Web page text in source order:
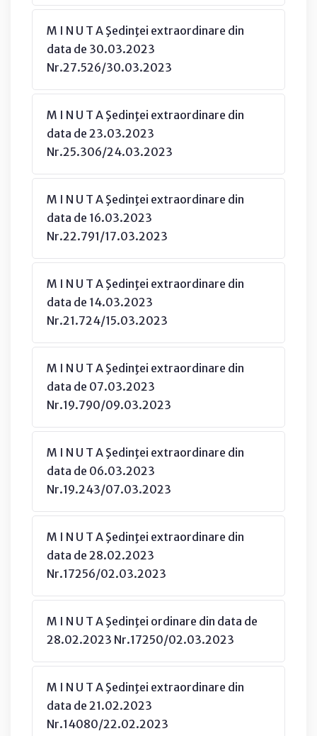
M I N U T A Şedinţei extraordinare din
data de 30.03.2023
Nr.27.526/30.03.2023
M I N U T A Şedinţei extraordinare din
data de 23.03.2023
Nr.25.306/24.03.2023
M I N U T A Şedinţei extraordinare din
data de 16.03.2023
Nr.22.791/17.03.2023
M I N U T A Şedinţei extraordinare din
data de 14.03.2023
Nr.21.724/15.03.2023
M I N U T A Şedinţei extraordinare din
data de 07.03.2023
Nr.19.790/09.03.2023
M I N U T A Şedinţei extraordinare din
data de 06.03.2023
Nr.19.243/07.03.2023
M I N U T A Şedinţei extraordinare din
data de 28.02.2023
Nr.17256/02.03.2023
M I N U T A Şedinţei ordinare din data de
28.02.2023 Nr.17250/02.03.2023
M I N U T A Şedinţei extraordinare din
data de 21.02.2023
Nr.14080/22.02.2023